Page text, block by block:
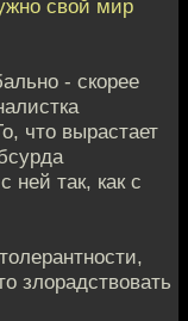
свой мир
- скорее
что вырастает
ней так, как с
злорадствовать